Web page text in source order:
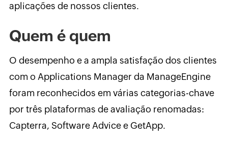
aplicações de nossos clientes.
Quem é quem
O desempenho e a ampla satisfação dos clientes
com o Applications Manager da ManageEngine
foram reconhecidos em várias categorias-chave
por três plataformas de avaliação renomadas:
Capterra, Software Advice e GetApp.